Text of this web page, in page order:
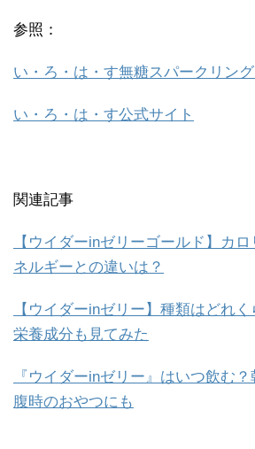
参照：
い・ろ・は・す無糖スパークリン
い・ろ・は・す公式サイト
関連記事
【ウイダーinゼリーゴールド】カ
ネルギーとの違いは？
【ウイダーinゼリー】種類はどれ
栄養成分も見てみた
『ウイダーinゼリー』はいつ飲む
腹時のおやつにも